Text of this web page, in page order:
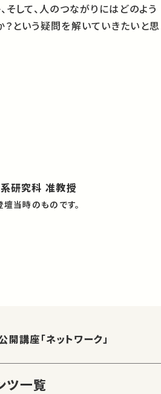
そして、人のつながりにはどのよう
という疑問を解いていきたいと思
研究科 准教授
当時のものです。
講座「ネットワーク」
ツ一覧